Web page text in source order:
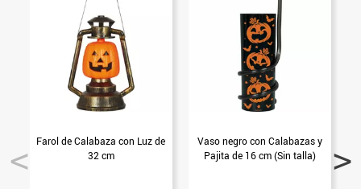
Farol de Calabaza con Luz de
32 cm
Vaso negro con Calabazas y
Pajita de 16 cm (Sin talla)